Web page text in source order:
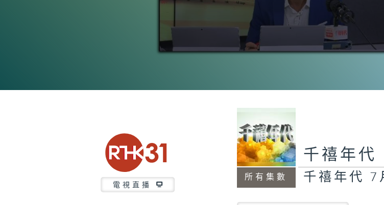
0
電視直播
所有集數
千禧年代
千禧年代 7